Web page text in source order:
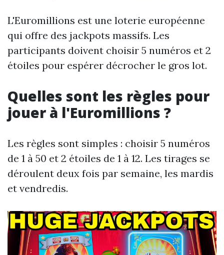
L'Euromillions est une loterie européenne
qui offre des jackpots massifs. Les
participants doivent choisir 5 numéros et 2
étoiles pour espérer décrocher le gros lot.
Quelles sont les règles pour
jouer à l'Euromillions ?
Les règles sont simples : choisir 5 numéros
de 1 à 50 et 2 étoiles de 1 à 12. Les tirages se
déroulent deux fois par semaine, les mardis
et vendredis.